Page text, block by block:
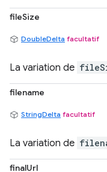
fileSize
DoubleDelta facultatif
La variation de
filename
StringDelta facultatif
La variation de
finalUrl